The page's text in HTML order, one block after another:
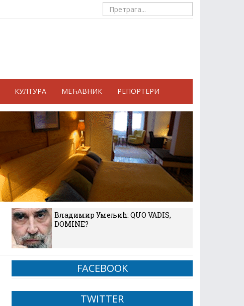
КУЛТУРА МЕЋАВНИК РЕПОРТЕРИ
Владимир Умељић: QUO VADIS,
DOMINE?
FACEBOOK
TWITTER